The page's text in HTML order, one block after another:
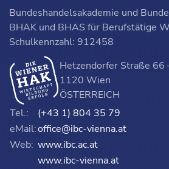
Bundeshandelsakademie und
BHAK und BHAS für Berufstätige
Schulkennzahl: 912458
Hetzendorfer Straße 66
1120 Wien
ÖSTERREICH
Tel.:
(+43 1) 804 35 79
eMail:office@ibc-vienna.at
Web: www.ibc.ac.at
www.ibc-vienna.at